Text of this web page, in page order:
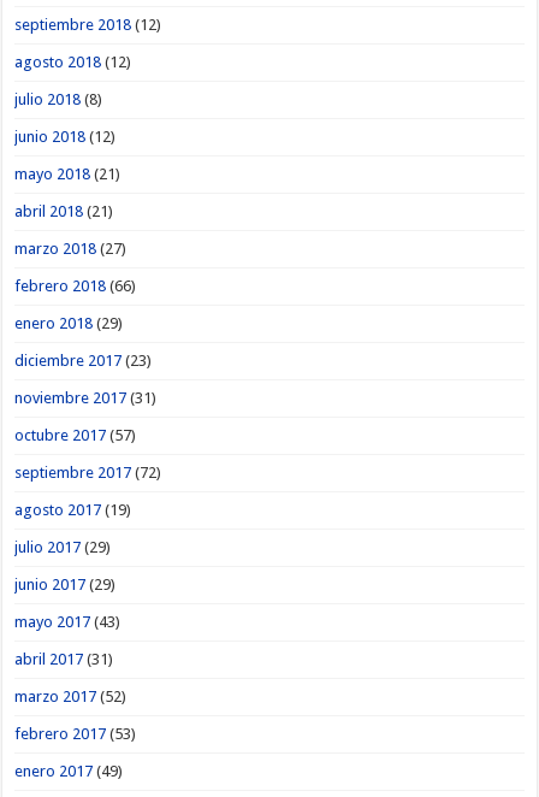
septiembre 2018 (12)
agosto 2018 (12)
julio 2018 (8)
junio 2018 (12)
mayo 2018 (21)
abril 2018 (21)
marzo 2018 (27)
febrero 2018 (66)
enero 2018 (29)
diciembre 2017 (23)
noviembre 2017 (31)
octubre 2017 (57)
septiembre 2017 (72)
agosto 2017 (19)
julio 2017 (29)
junio 2017 (29)
mayo 2017 (43)
abril 2017 (31)
marzo 2017 (52)
febrero 2017 (53)
enero 2017 (49)